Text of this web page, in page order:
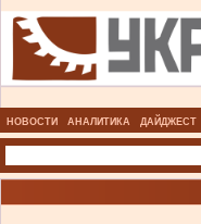
НОВОСТИ АНАЛИТИКА ДАЙДЖЕСТ